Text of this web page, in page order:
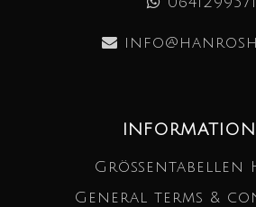
Größentabellen
General terms &